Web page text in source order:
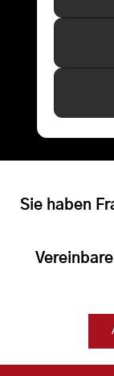
Sie haben